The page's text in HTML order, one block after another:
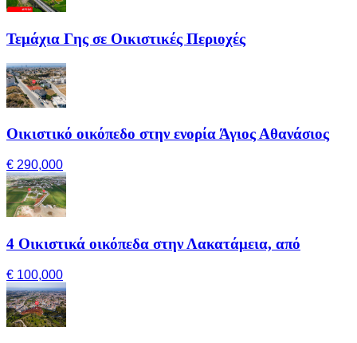
Τεμάχια Γης σε Οικιστικές Περιοχές
Οικιστικό οικόπεδο στην ενορία Άγιος Αθανάσιος
€ 290,000
4 Οικιστικά οικόπεδα στην Λακατάμεια, από
€ 100,000